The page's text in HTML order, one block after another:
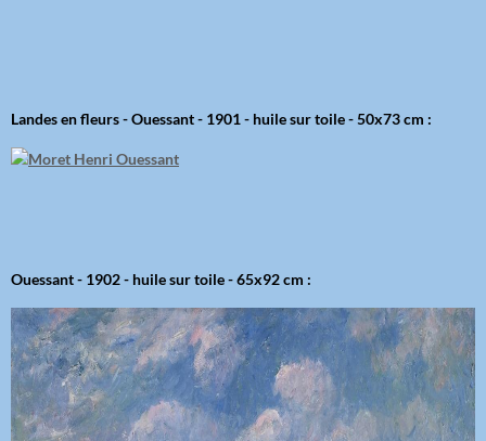
Landes en fleurs - Ouessant - 1901 - huile sur toile - 50x73 cm :
Ouessant - 1902 - huile sur toile - 65x92 cm :